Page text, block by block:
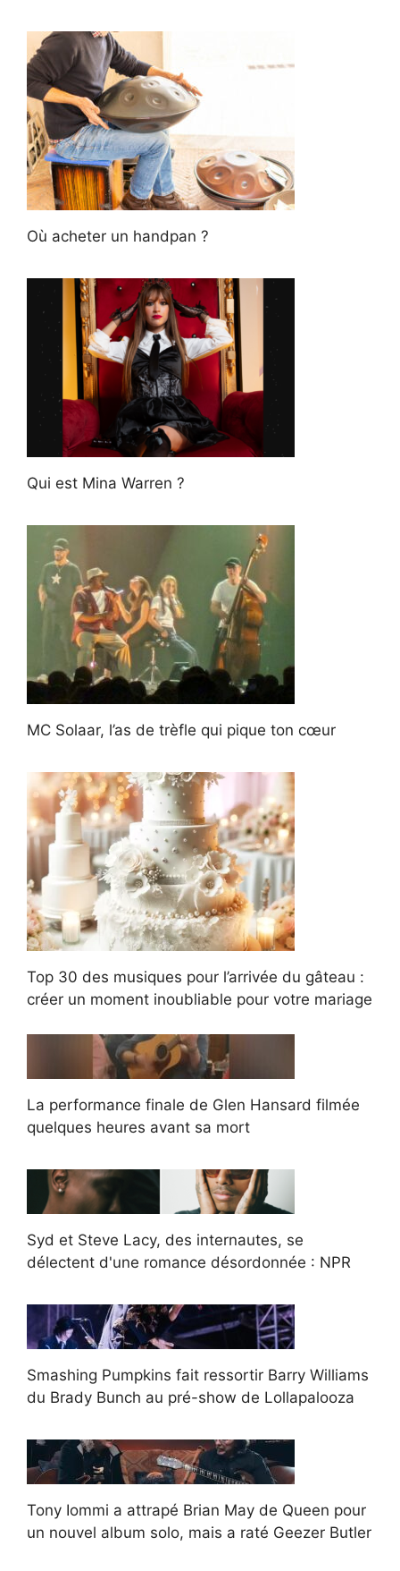
Où acheter un handpan ?
Qui est Mina Warren ?
MC Solaar, l’as de trèfle qui pique ton cœur
Top 30 des musiques pour l’arrivée du gâteau :
créer un moment inoubliable pour votre mariage
La performance finale de Glen Hansard filmée
quelques heures avant sa mort
Syd et Steve Lacy, des internautes, se
délectent d'une romance désordonnée : NPR
Smashing Pumpkins fait ressortir Barry Williams
du Brady Bunch au pré-show de Lollapalooza
Tony Iommi a attrapé Brian May de Queen pour
un nouvel album solo, mais a raté Geezer Butler